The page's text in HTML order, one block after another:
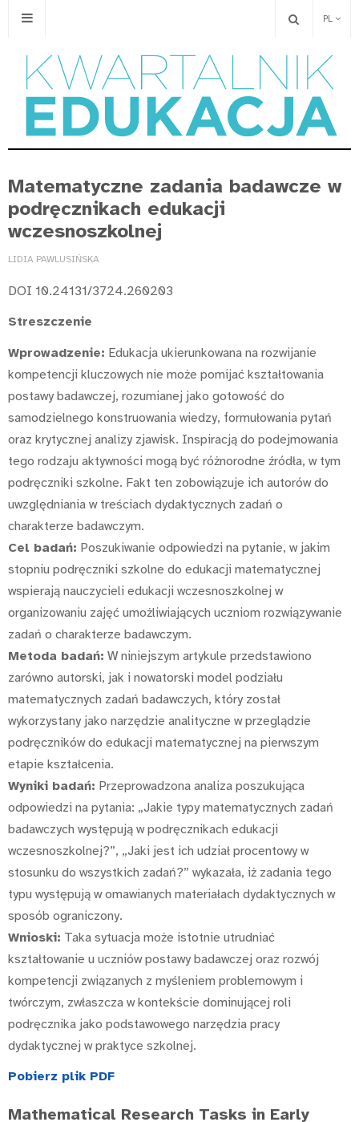
PL
Matematyczne zadania badawcze w
podręcznikach edukacji
wczesnoszkolnej
LIDIA PAWLUSIŃSKA
DOI 10.24131/3724.260203
Streszczenie
Wprowadzenie: Edukacja ukierunkowana na rozwijanie
kompetencji kluczowych nie może pomijać kształtowania
postawy badawczej, rozumianej jako gotowość do
samodzielnego konstruowania wiedzy, formułowania pytań
oraz krytycznej analizy zjawisk. Inspiracją do podejmowania
tego rodzaju aktywności mogą być różnorodne źródła, w tym
podręczniki szkolne. Fakt ten zobowiązuje ich autorów do
uwzględniania w treściach dydaktycznych zadań o
charakterze badawczym.
Cel badań: Poszukiwanie odpowiedzi na pytanie, w jakim
stopniu podręczniki szkolne do edukacji matematycznej
wspierają nauczycieli edukacji wczesnoszkolnej w
organizowaniu zajęć umożliwiających uczniom rozwiązywanie
zadań o charakterze badawczym.
Metoda badań: W niniejszym artykule przedstawiono
zarówno autorski, jak i nowatorski model podziału
matematycznych zadań badawczych, który został
wykorzystany jako narzędzie analityczne w przeglądzie
podręczników do edukacji matematycznej na pierwszym
etapie kształcenia.
Wyniki badań: Przeprowadzona analiza poszukująca
odpowiedzi na pytania: „Jakie typy matematycznych zadań
badawczych występują w podręcznikach edukacji
wczesnoszkolnej?”, „Jaki jest ich udział procentowy w
stosunku do wszystkich zadań?” wykazała, iż zadania tego
typu występują w omawianych materiałach dydaktycznych w
sposób ograniczony.
Wnioski: Taka sytuacja może istotnie utrudniać
kształtowanie u uczniów postawy badawczej oraz rozwój
kompetencji związanych z myśleniem problemowym i
twórczym, zwłaszcza w kontekście dominującej roli
podręcznika jako podstawowego narzędzia pracy
dydaktycznej w praktyce szkolnej.
Pobierz plik PDF
Mathematical Research Tasks in Early